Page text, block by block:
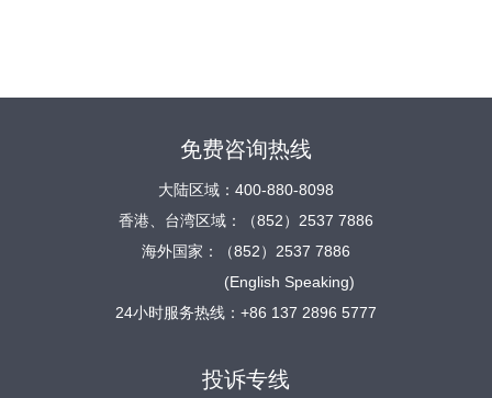
免费咨询热线
大陆区域：400-880-8098
香港、台湾区域：（852）2537 7886
海外国家：（852）2537 7886
(English Speaking)
24小时服务热线：+86 137 2896 5777
投诉专线